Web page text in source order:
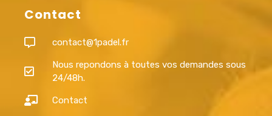
Contact
contact@1padel.fr
Nous repondons à toutes vos demandes sous
24/48h.
Contact